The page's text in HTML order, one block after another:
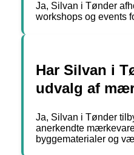
Ja, Silvan i Tønder
workshops og events
Har Silvan i
udvalg af
Ja, Silvan i Tønder
anerkendte
byggematerialer og